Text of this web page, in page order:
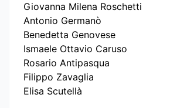
Giovanna Milena Roschetti
Antonio Germanò
Benedetta Genovese
Ismaele Ottavio Caruso
Rosario Antipasqua
Filippo Zavaglia
Elisa Scutellà